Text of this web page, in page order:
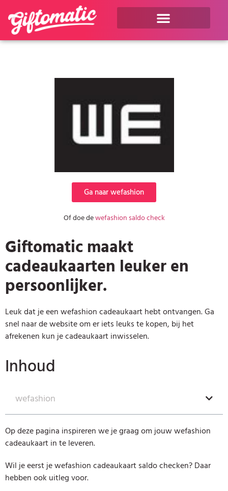
Giftomatic maakt
cadeaukaarten leuker en
persoonlijker.
Leuk dat je een wefashion cadeaukaart hebt ontvangen. Ga
snel naar de website om er iets leuks te kopen, bij het
afrekenen kun je cadeaukaart inwisselen.
Inhoud
wefashion
Op deze pagina inspireren we je graag om jouw wefashion
cadeaukaart in te leveren.
Wil je eerst je wefashion cadeaukaart saldo checken? Daar
hebben ook uitleg voor.
Ga naar wefashion
Of doe dewefashion saldo check